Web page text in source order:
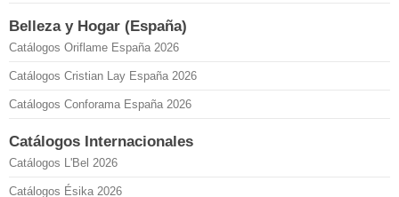
Belleza y Hogar (España)
Catálogos Oriflame España 2026
Catálogos Cristian Lay España 2026
Catálogos Conforama España 2026
Catálogos Internacionales
Catálogos L'Bel 2026
Catálogos Ésika 2026